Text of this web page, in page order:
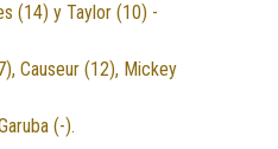
(14) y Taylor (10) -
Causeur (12), Mickey
(-).